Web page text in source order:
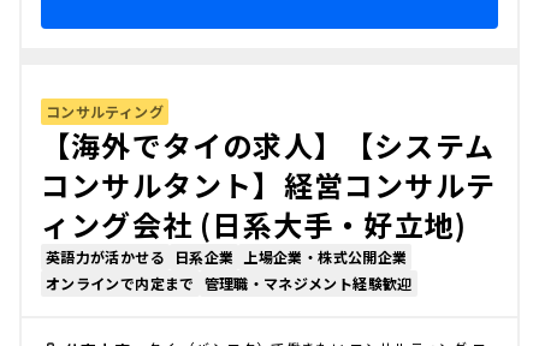
コンサルティング
【海外でタイの求人】【システム
コンサルタント】経営コンサルテ
ィング会社 (日系大手・好立地)
英語力が活かせる 日系企業
上場企業・株式公開企業
オンラインで内定まで 管理職・マネジメント経験歓迎